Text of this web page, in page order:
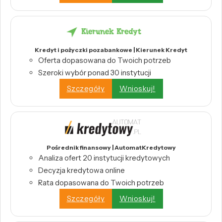
Kredyt i pożyczki pozabankowe | Kierunek Kredyt
Oferta dopasowana do Twoich potrzeb
Szeroki wybór ponad 30 instytucji
Szczegóły
Wnioskuj!
Pośrednik finansowy | AutomatKredytowy
Analiza ofert 20 instytucji kredytowych
Decyzja kredytowa online
Rata dopasowana do Twoich potrzeb
Szczegóły
Wnioskuj!